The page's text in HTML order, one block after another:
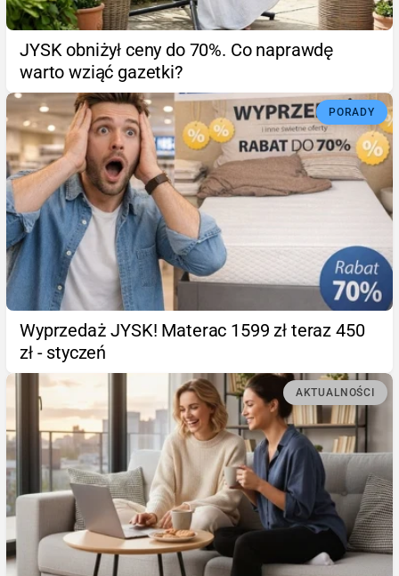
JYSK obniżył ceny do 70%. Co naprawdę
warto wziąć gazetki?
PORADY
Wyprzedaż JYSK! Materac 1599 zł teraz 450
zł - styczeń
AKTUALNOŚCI